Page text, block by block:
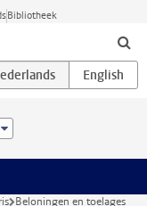
Bibliotheek
Beloningen en toelages